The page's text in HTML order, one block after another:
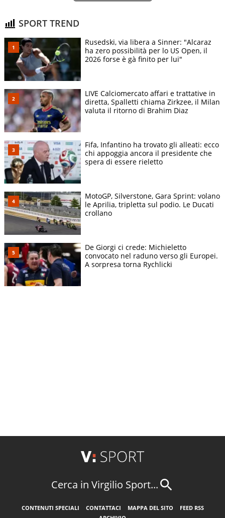
SPORT TREND
Rusedski, via libera a Sinner: "Alcaraz
ha zero possibilità per lo US Open, il
2026 forse è gà finito per lui"
LIVE Calciomercato affari e trattative in
diretta, Spalletti chiama Zirkzee, il Milan
valuta il ritorno di Brahim Diaz
Fifa, Infantino ha trovato gli alleati: ecco
chi appoggia ancora il presidente che
spera di essere rieletto
MotoGP, Silverstone, Gara Sprint: volano
le Aprilia, tripletta sul podio. Le Ducati
crollano
De Giorgi ci crede: Michieletto
convocato nel raduno verso gli Europei.
A sorpresa torna Rychlicki
Cerca in Virgilio Sport...
CONTENUTI SPECIALI CONTATTACI MAPPA DEL SITO
FEED RSS